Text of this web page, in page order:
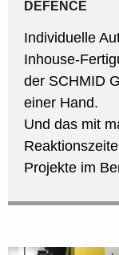
DEFENCE
Individuelle
Inhouse-
der SCHMID
einer Hand.
Und das mit
Projekte im